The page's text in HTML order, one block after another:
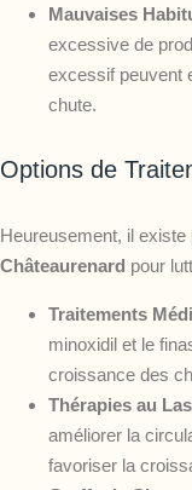
Mauvaises
excessive de
excessif peuvent
chute.
Options de
Heureusement, il
Châteaurenard pour
Traitements
minoxidil et le
croissance des
Thérapies au
améliorer la
favoriser la